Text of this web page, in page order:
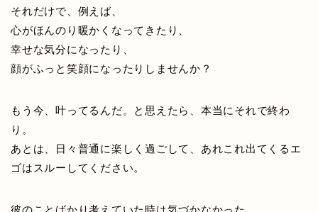
それだけで、例えば、
心がほんのり暖かくなってきたり、
幸せな気分になったり、
顔がふっと笑顔になったりしませんか？
もう今、叶ってるんだ。と思えたら、本当にそれで終わ
り。
あとは、日々普通に楽しく過ごして、あれこれ出てくるエ
ゴはスルーしてください。
彼のことばかり考えていた時は気づかなかった、